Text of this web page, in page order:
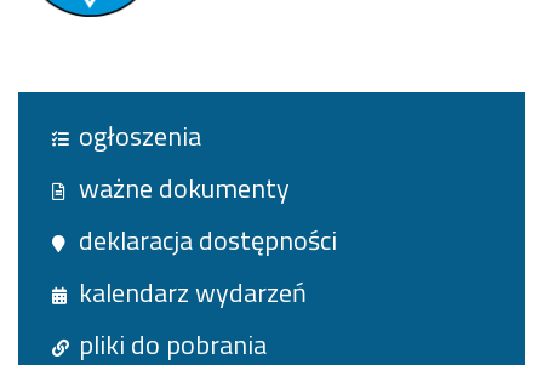
ogłoszenia
ważne dokumenty
deklaracja dostępności
kalendarz wydarzeń
pliki do pobrania